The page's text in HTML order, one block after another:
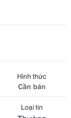
Hình thức
Cần bán
Loại tin